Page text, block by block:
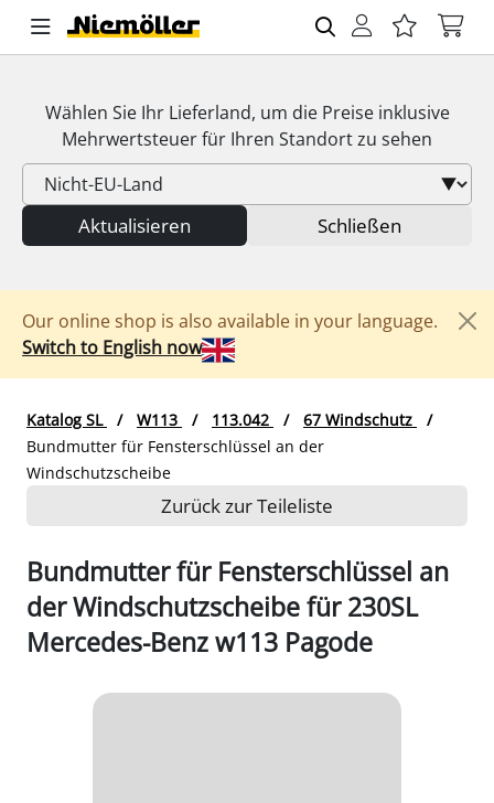
Wählen Sie Ihr Lieferland, um die Preise inklusive
Mehrwertsteuerfür Ihren Standort zu sehen
Aktualisieren Schließen
Our online shop is also available in your language.
Switch to English now
Katalog SL W113 113.042
67 Windschutz
Bundmutter für Fensterschlüssel an der
Windschutzscheibe
Zurück zur Teileliste
Bundmutter für Fensterschlüssel an
der Windschutzscheibe für 230SL
Mercedes-Benz w113 Pagode